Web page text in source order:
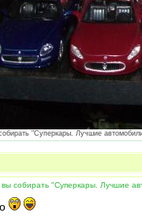
"Суперкары. Лучшие
собирать "Суперкары. Лучшие